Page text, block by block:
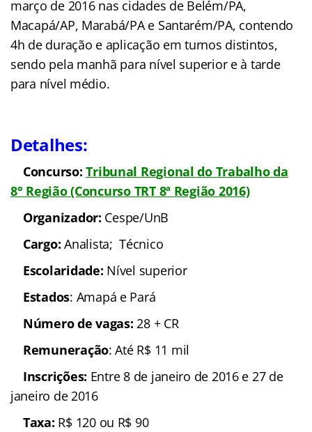
março de 2016 nas cidades de Belém/PA,
Macapá/AP, Marabá/PA e Santarém/PA, contendo
4h de duração e aplicação em turnos distintos,
sendo pela manhã para nível superior e à tarde
para nível médio.
Detalhes:
Concurso: Tribunal Regional do Trabalho da
8° Região(Concurso TRT 8ª Região 2016)
Organizador: Cespe/UnB
Cargo:Analista; Técnico
Escolaridade: Nível superior
Estados: Amapá e Pará
Número de vagas:28 + CR
Remuneração: Até R$ 11 mil
Inscrições: Entre 8 de janeiro de 2016 e 27 de
janeiro de 2016
Taxa: R$ 120 ou R$ 90